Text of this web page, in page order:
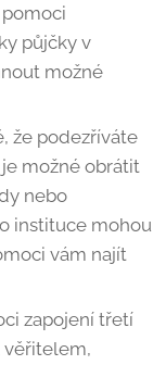
půjčky v
možné
že podezříváte
možné obrátit
nebo
instituce mohou
vám najít
zapojení třetí
věřitelem,